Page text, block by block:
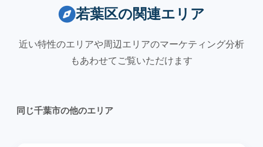
若葉区の関連エリア
近い特性のエリアや周辺エリアのマーケティング分析
もあわせてご覧いただけます
同じ千葉市の他のエリア